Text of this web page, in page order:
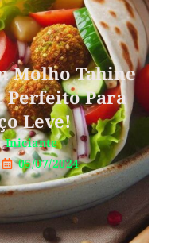
Molho Tahine
Perfeito Para
Leve!
Iniciante
05/07/2024